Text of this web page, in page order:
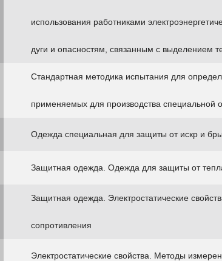
использования работниками
дуги и опасностям, связанным с выделением
Стандартная методика испытания для
применяемых для производства специальной
Одежда специальная для защиты от искр и
Защитная одежда. Одежда для защиты от
Защитная одежда. Электростатические
сопротивления
Электростатические свойства. Методы